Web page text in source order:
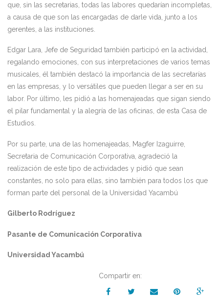
que, sin las secretarias, todas las labores quedarían incompletas,
a causa de que son las encargadas de darle vida, junto a los
gerentes, a las instituciones.
Edgar Lara, Jefe de Seguridad también participó en la actividad,
regalando emociones, con sus interpretaciones de varios temas
musicales, él también destacó la importancia de las secretarías
en las empresas, y lo versátiles que pueden llegar a ser en su
labor. Por último, les pidió a las homenajeadas que sigan siendo
el pilar fundamental y la alegría de las oficinas, de esta Casa de
Estudios.
Por su parte, una de las homenajeadas, Magfer Izaguirre,
Secretaria de Comunicación Corporativa, agradeció la
realización de este tipo de actividades y pidió que sean
constantes, no solo para ellas, sino también para todos los que
forman parte del personal de la Universidad Yacambú
Gilberto Rodríguez
Pasante de Comunicación Corporativa
Universidad Yacambú
Compartir en: